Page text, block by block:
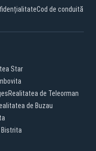
Cod de conduită
Star
Realitatea de Teleorman
de Buzau
Bistrita